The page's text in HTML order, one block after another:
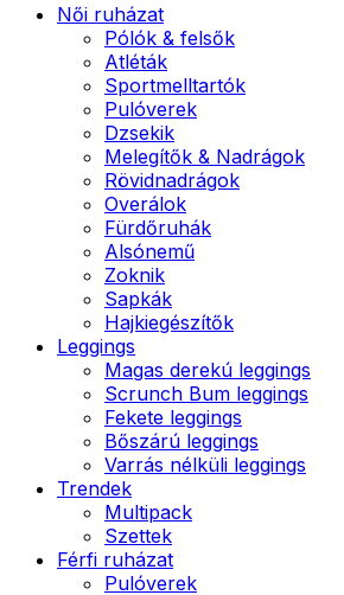
Női ruházat
Pólók & felsők
Atléták
Sportmelltartók
Pulóverek
Dzsekik
Melegítők & Nadrágok
Rövidnadrágok
Overálok
Fürdőruhák
Alsónemű
Zoknik
Sapkák
Hajkiegészítők
Leggings
Magas derekú leggings
Scrunch Bum leggings
Fekete leggings
Bőszárú leggings
Varrás nélküli leggings
Trendek
Multipack
Szettek
Férfi ruházat
Pulóverek